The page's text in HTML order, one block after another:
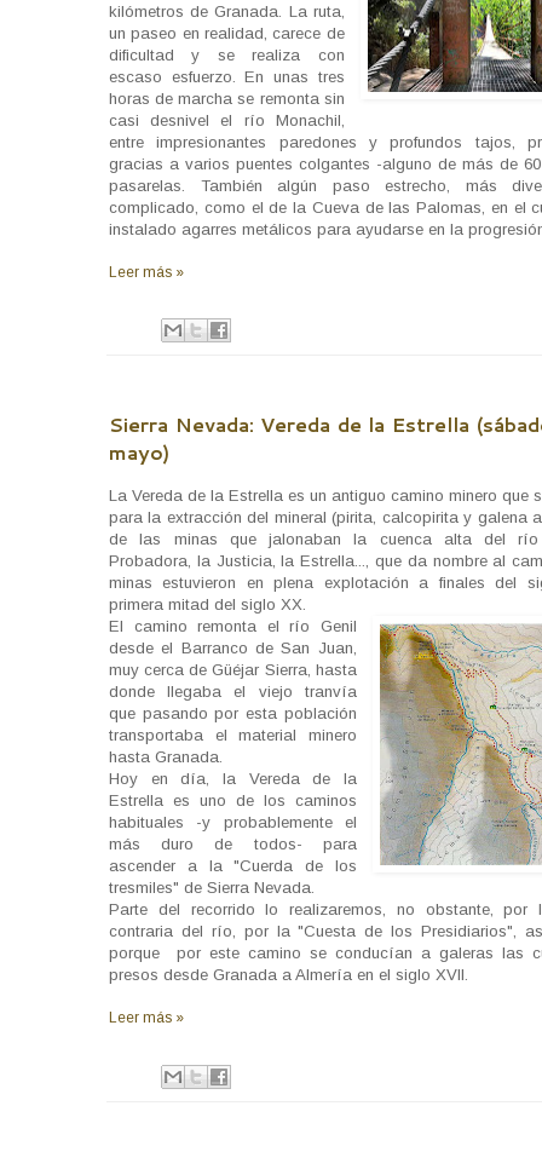
kilómetros de Granada. La ruta,
un paseo en realidad, carece de
dificultad y se realiza con
escaso esfuerzo. En unas tres
horas de marcha se remonta sin
casi desnivel el río Monachil,
entre impresionantes paredones y profundos tajos,
gracias a varios puentes colgantes -alguno de más de
pasarelas. También algún paso estrecho, más
complicado, como el de la Cueva de las Palomas, en el
instalado agarres metálicos para ayudarse en la
Leer más »
Sierra Nevada: Vereda de la Estrella
mayo)
La Vereda de la Estrella es un antiguo camino minero que
para la extracción del mineral (pirita, calcopirita y galena
de las minas que jalonaban la cuenca alta del
Probadora, la Justicia, la Estrella..., que da nombre al
minas estuvieron en plena explotación a finales del
primera mitad del siglo XX.
El camino remonta el río Genil
desde el Barranco de San Juan,
muy cerca de Güéjar Sierra, hasta
donde llegaba el viejo tranvía
que pasando por esta población
transportaba el material minero
hasta Granada.
Hoy en día, la Vereda de la
Estrella es uno de los caminos
habituales -y probablemente el
más duro de todos- para
ascender a la "Cuerda de los
tresmiles" de Sierra Nevada.
Parte del recorrido lo realizaremos, no obstante, por
contraria del río, por la "Cuesta de los Presidiarios",
porque por este camino se conducían a galeras las
presos desde Granada a Almería en el siglo XVII.
Leer más »